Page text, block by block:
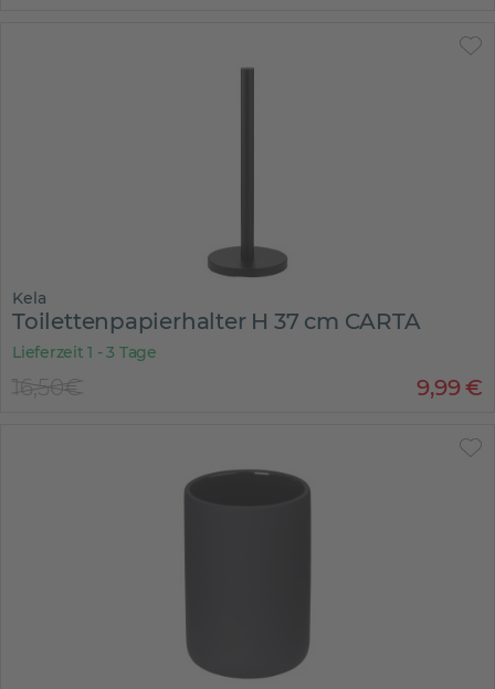
Kela
Toilettenpapierhalter H 37 cm CARTA
Lieferzeit 1 - 3 Tage
9,99€
16,50€